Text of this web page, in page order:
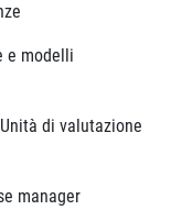
e modelli
di valutazione
manager